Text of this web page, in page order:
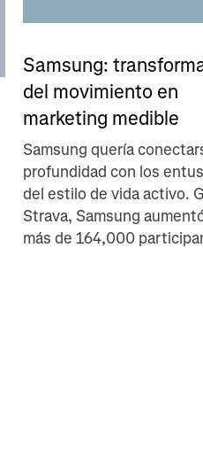
Samsung:
del movimiento en
marketing medible
Samsung quería
profundidad con los
del estilo de vida activo.
Strava, Samsung
más de 164,000